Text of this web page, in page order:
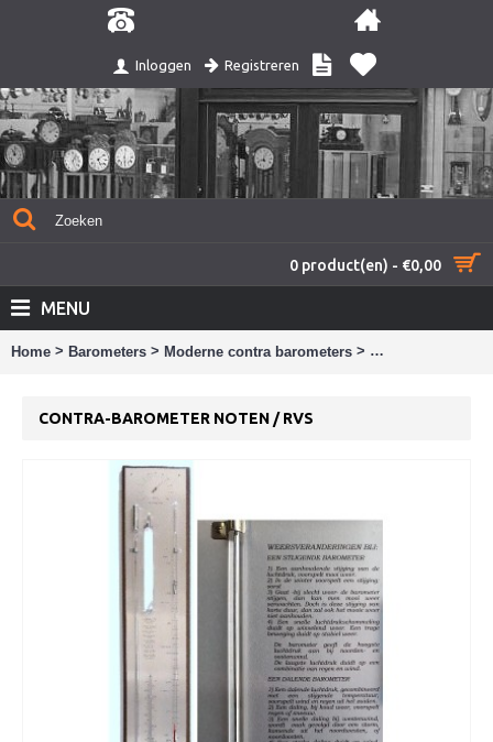
Inloggen Registreren
0 product(en) - €0,00
MENU
Home > Barometers > Moderne contra barometers > Contra-
CONTRA-BAROMETER NOTEN / RVS